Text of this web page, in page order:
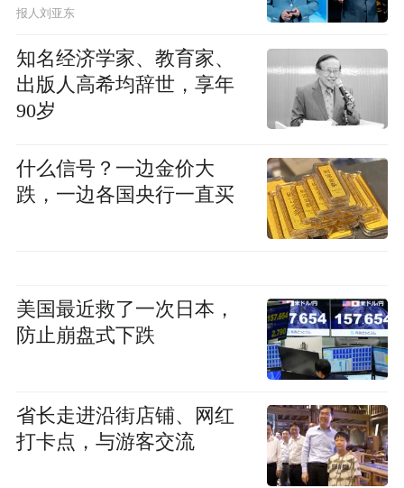
报人刘亚东
知名经济学家、教育家、
出版人高希均辞世，享年
90岁
什么信号？一边金价大
跌，一边各国央行一直买
美国最近救了一次日本，
防止崩盘式下跌
省长走进沿街店铺、网红
打卡点，与游客交流